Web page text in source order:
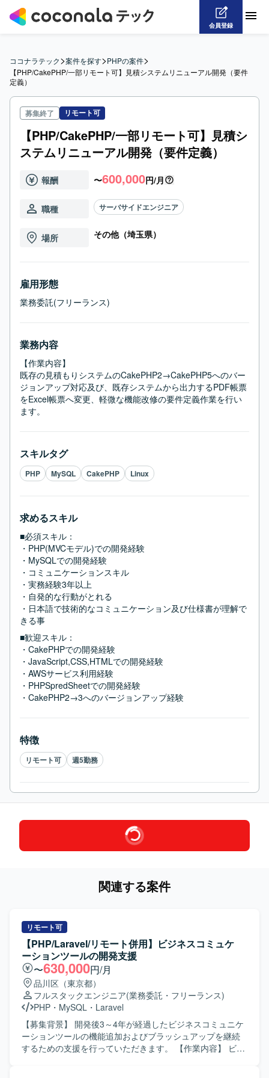
会員登録
ココナラテック>案件を探す>PHPの案件>
【PHP/CakePHP/一部リモート可】見積システムリニューアル開発（要件
定義）
募集終了 リモート可
【PHP/CakePHP/一部リモート可】見積シ
ステムリニューアル開発（要件定義）
報酬 〜600,000円/月
職種 サーバサイドエンジニア
場所 その他（埼玉県）
雇用形態
業務委託(フリーランス)
業務内容
【作業内容】
既存の見積もりシステムのCakePHP2→CakePHP5へのバー
ジョンアップ対応及び、既存システムから出力するPDF帳票
をExcel帳票へ変更、軽微な機能改修の要件定義作業を行い
ます。
スキルタグ
PHP MySQL CakePHP Linux
求めるスキル
■必須スキル：
・PHP(MVCモデル)での開発経験
・MySQLでの開発経験
・コミュニケーションスキル
・実務経験3年以上
・自発的な行動がとれる
・日本語で技術的なコミュニケーション及び仕様書が理解で
きる事
■歓迎スキル：
・CakePHPでの開発経験
・JavaScript,CSS,HTMLでの開発経験
・AWSサービス利用経験
・PHPSpredSheetでの開発経験
・CakePHP2→3へのバージョンアップ経験
特徴
リモート可 週5勤務
関連する案件
リモート可
【PHP/Laravel/リモート併用】ビジネスコミュケ
ーションツールの開発支援
〜630,000円/月
品川区（東京都）
フルスタックエンジニア(業務委託・フリーランス)
PHP ・ MySQL ・ Laravel
【募集背景】 開発後3～4年が経過したビジネスコミュニケ
ーションツールの機能追加およびブラッシュアップを継続
するための支援を行っていただきます。 【作業内容】 ビジ